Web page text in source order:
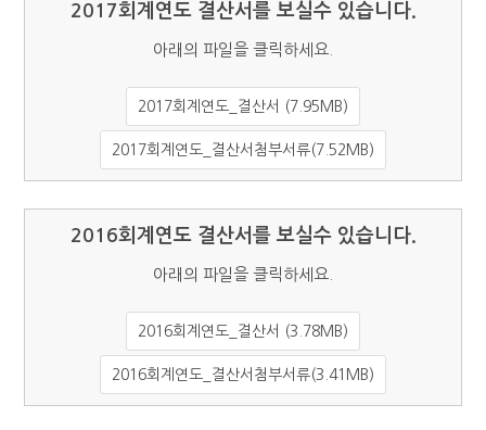
2017회계연도 결산서를 보실수 있습니다.
아래의 파일을 클릭하세요.
2017회계연도_결산서 (7.95MB)
2017회계연도_결산서첨부서류(7.52MB)
2016회계연도 결산서를 보실수 있습니다.
아래의 파일을 클릭하세요.
2016회계연도_결산서 (3.78MB)
2016회계연도_결산서첨부서류(3.41MB)